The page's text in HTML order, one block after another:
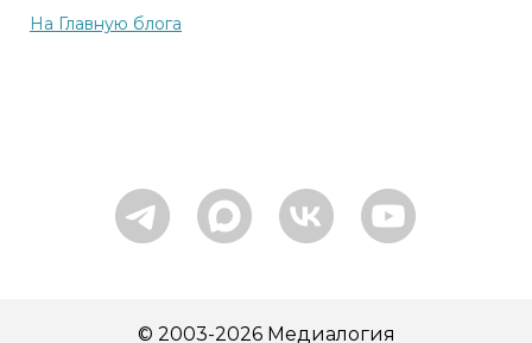
На Главную блога
© 2003-2026 Медиалогия